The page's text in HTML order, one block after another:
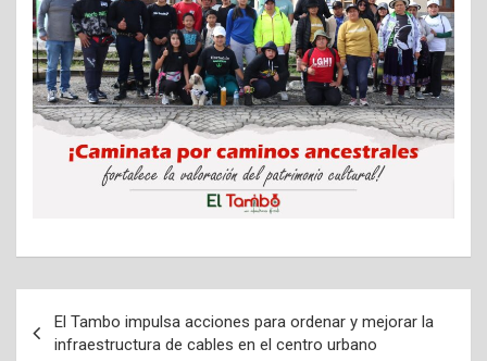
de
El Tambo impulsa acciones para ordenar y mejorar la
infraestructura de cables en el centro urbano